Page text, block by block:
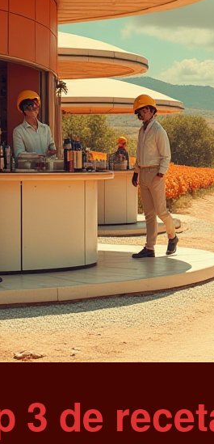
3 de